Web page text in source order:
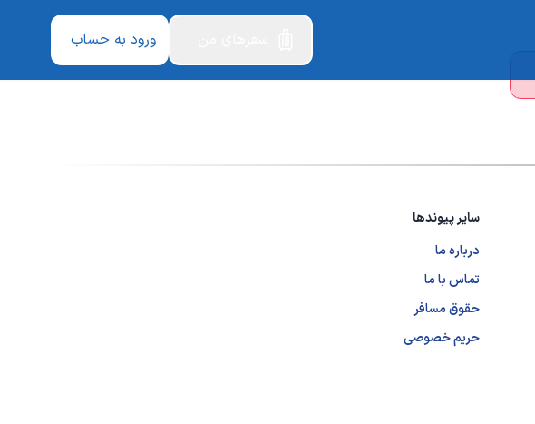
ورود به حساب
سایر پیوندها
درباره ما
تماس با ما
حقوق مسافر
حریم خصوصی